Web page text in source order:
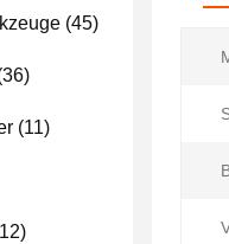
(45)
(11)